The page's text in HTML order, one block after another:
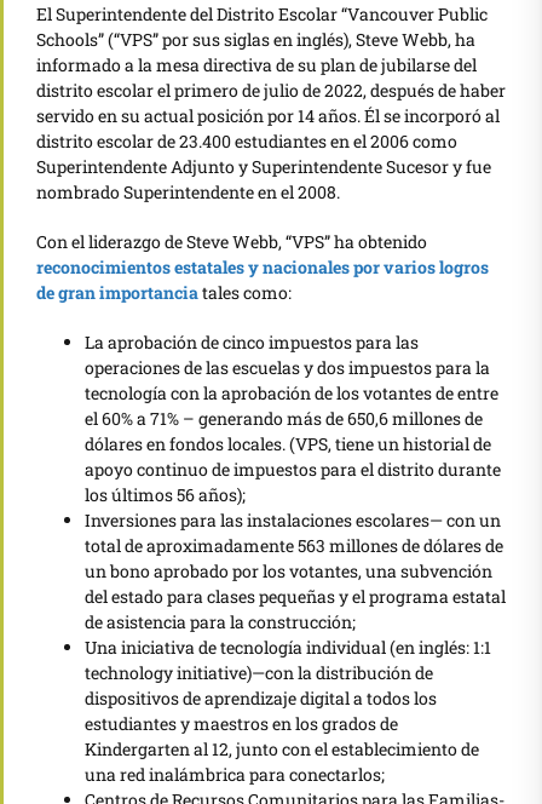
El Superintendente del Distrito Escolar “Vancouver Public
Schools” (“VPS” por sus siglas en inglés), Steve Webb, ha
informado a la mesa directiva de su plan de jubilarse del
distrito escolar el primero de julio de 2022, después de haber
servido en su actual posición por 14 años. Él se incorporó al
distrito escolar de 23.400 estudiantes en el 2006 como
Superintendente Adjunto y Superintendente Sucesor y fue
nombrado Superintendente en el 2008.
Con el liderazgo de Steve Webb, “VPS” ha obtenido
reconocimientos estatales y nacionales por varios logros
de gran importanciatales como:
La aprobación de cinco impuestos para las
operaciones de las escuelas y dos impuestos para la
tecnología con la aprobación de los votantes de entre
el 60% a 71% – generando más de 650,6 millones de
dólares en fondos locales. (VPS, tiene un historial de
apoyo continuo de impuestos para el distrito durante
los últimos 56 años);
Inversiones para las instalaciones escolares— con un
total de aproximadamente 563 millones de dólares de
un bono aprobado por los votantes, una subvención
del estado para clases pequeñas y el programa estatal
de asistencia para la construcción;
Una iniciativa de tecnología individual (en inglés: 1:1
technology initiative)—con la distribución de
dispositivos de aprendizaje digital a todos los
estudiantes y maestros en los grados de
Kindergarten al 12, junto con el establecimiento de
una red inalámbrica para conectarlos;
Centros de Recursos Comunitarios para las Familias-